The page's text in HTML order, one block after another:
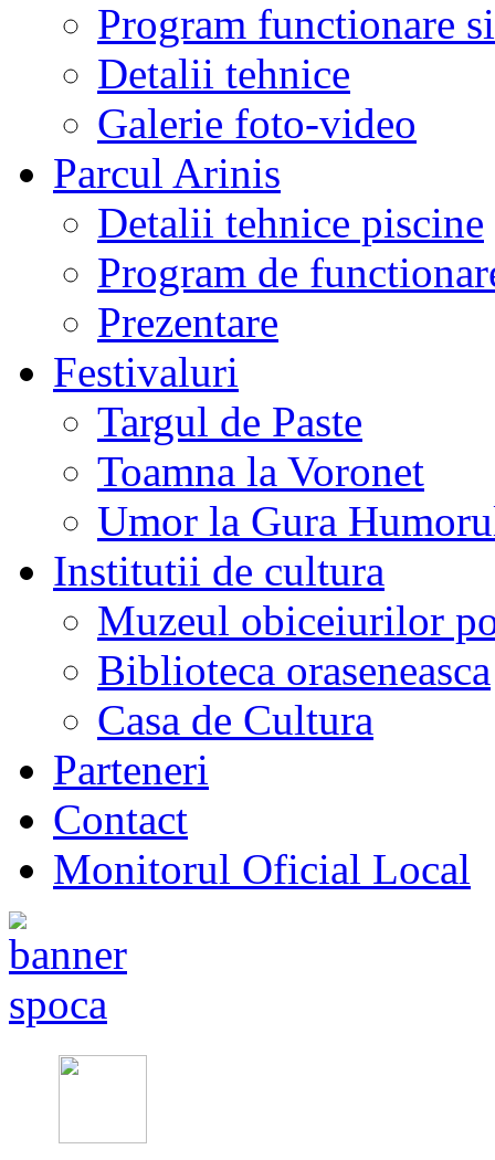
Program functionare
Detalii tehnice
Galerie foto-video
Parcul Arinis
Detalii tehnice piscine
Program de
Prezentare
Festivaluri
Targul de Paste
Toamna la Voronet
Umor la Gura
Institutii de cultura
Muzeul obiceiurilor
Biblioteca oraseneasca
Casa de Cultura
Parteneri
Contact
Monitorul Oficial Local